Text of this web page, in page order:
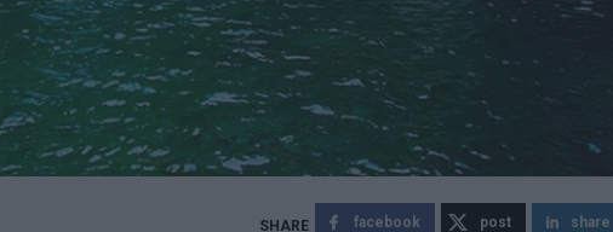
facebook post share